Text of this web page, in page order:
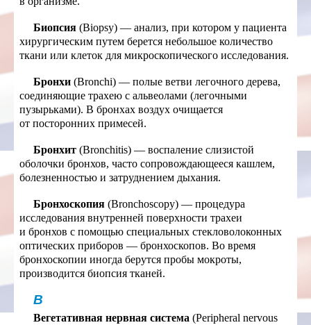
Биопсия (Biopsy) — анализ, при котором у пациента
хирургическим путем берется небольшое количество
ткани или клеток для микроскопического исследования.
Бронхи (Bronchi) — полые ветви легочного дерева,
соединяющие трахею с альвеолами (легочными
пузырьками). В бронхах воздух очищается
от посторонних примесей.
Бронхит (Bronchitis) — воспаление слизистой
оболочки бронхов, часто сопровождающееся кашлем,
болезненностью и затруднением дыхания.
Бронхоскопия (Bronchoscopy) — процедура
исследования внутренней поверхности трахеи
и бронхов с помощью специальных стекловолоконных
оптических приборов — бронхоскопов. Во время
бронхоскопии иногда берутся пробы мокроты,
производится биопсия тканей.
В
Вегетативная нервная система (Peripheral nervous